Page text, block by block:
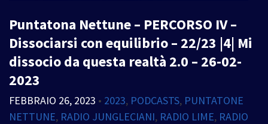
Puntatona Nettune – PERCORSO IV –
Dissociarsi con equilibrio – 22/23 |4| Mi
dissocio da questa realtà 2.0 – 26-02-
2023
FEBBRAIO 26, 2023 • 2023, PODCASTS, PUNTATONE
NETTUNE, RADIO JUNGLECIANI, RADIO LIME, RADIO